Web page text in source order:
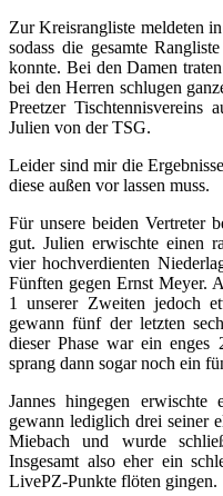
Zur Kreisrangliste meldeten
sodass die gesamte
konnte. Bei den Damen
bei den Herren schlugen
Preetzer Tischtennisvereins
Julien von der TSG.
Leider sind mir die
diese außen vor lassen muss.
Für unsere beiden Vertreter
gut. Julien erwischte einen
vier hochverdienten
Fünften gegen Ernst Meyer.
1 unserer Zweiten jedoch
gewann fünf der letzten
dieser Phase war ein enges
sprang dann sogar noch ein
Jannes hingegen erwischte
gewann lediglich drei seiner
Miebach und wurde
Insgesamt also eher ein
LivePZ-Punkte flöten gingen.